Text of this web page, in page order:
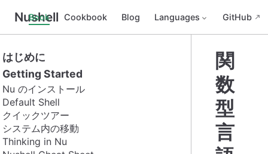
Nushell
Book Cookbook Blog Languages GitHub
はじめに
Getting Started
Nu のインストール
Default Shell
クイックツアー
システム内の移動
Thinking in Nu
関
数
型
言